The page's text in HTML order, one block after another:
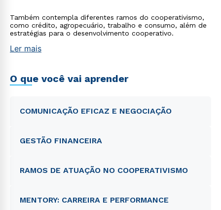
Também contempla diferentes ramos do cooperativismo,
como crédito, agropecuário, trabalho e consumo, além de
estratégias para o desenvolvimento cooperativo.
Ler mais
O que você vai aprender
COMUNICAÇÃO EFICAZ E NEGOCIAÇÃO
GESTÃO FINANCEIRA
RAMOS DE ATUAÇÃO NO COOPERATIVISMO
MENTORY: CARREIRA E PERFORMANCE